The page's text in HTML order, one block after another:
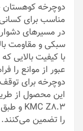
مناسب برای
در مسیرهای
با کیفیت بالایی
عبور از موانع را
دوچرخه برای
را تضمین می‌کنند.